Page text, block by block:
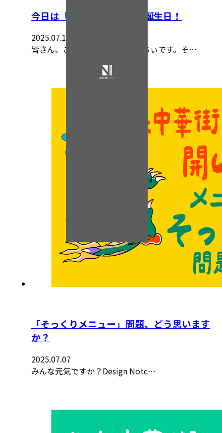
今日は「関羽かんう」様の誕生日！
2025.07.18
皆さん、こんにちは！部長のっちぃです。そ…
「そっくりメニュー」問題、どう思います
か？
2025.07.07
みんな元気ですか？Design Notc…